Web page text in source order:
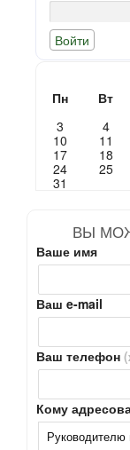
Пн
Вт
3
4
10
11
17
18
24
25
31
ВЫ
Ваше имя
Ваш e-mail
Ваш телефон
Кому